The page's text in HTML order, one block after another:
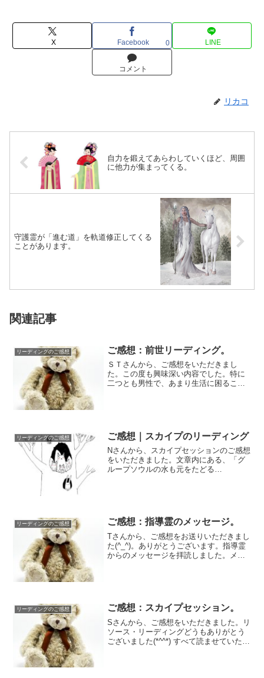
X Facebook 0 LINE
コメント
リカコ
自力を鍛えてあらわしていくほど、周囲
に他力が集まってくる。
守護霊が「進む道」を軌道修正してくる
ことがあります。
関連記事
リーディングのご感想 ご感想：前世リーディング。
ＳＴさんから、ご感想をいただきまし
た。この度も興味深い内容でした。特に
二つとも男性で、あまり生活に困ること
リーディングのご感想 ご感想｜スカイプのリーディング
Nさんから、スカイプセッションのご感想
をいただきました。文章内にある、「グ
ループソウルの水も元をたどる
リーディングのご感想 ご感想：指導霊のメッセージ。
Tさんから、ご感想をお送りいただきまし
た(^_^)。ありがとうございます。指導霊
からのメッセージを拝読しました。メッ
リーディングのご感想 ご感想：スカイプセッション。
Sさんから、ご感想をいただきました。リ
ソース・リーディングどうもありがとう
ございました(*^^*) すべて読ませていただ